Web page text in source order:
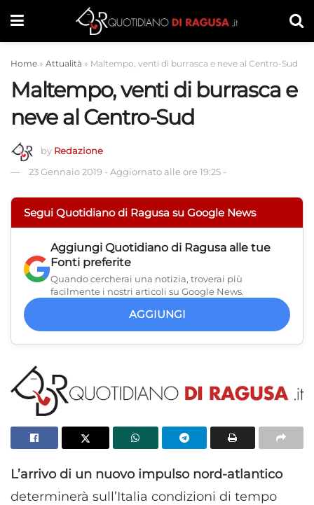
Home » Attualità » Maltempo, venti di burrasca e neve al Centro-Sud
Maltempo, venti di burrasca e
neve al Centro-Sud
by Redazione
23 Gennaio 2019 - Aggiornato alle ore 19:25 -
Segui Quotidiano di Ragusa su Google News
Aggiungi Quotidiano di Ragusa alle tue
Fonti preferite
Quando cercherai una notizia, troverai più
facilmente i nostri articoli su Google News.
AGGIUNGI
L’arrivo di un nuovo impulso nord-atlantico
determinerà sull’Italia condizioni di tempo